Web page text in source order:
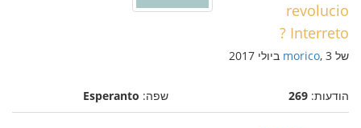
revolucio
Interreto ?
של morico, 3 ביולי 2017
הודעות: 269 שפה: Esperanto